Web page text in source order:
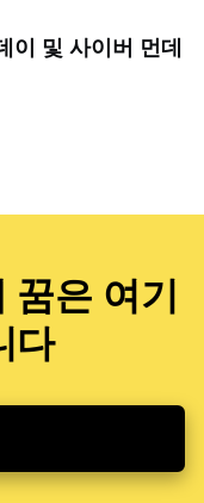
이 및 사이버 먼데
꿈은 여기
다